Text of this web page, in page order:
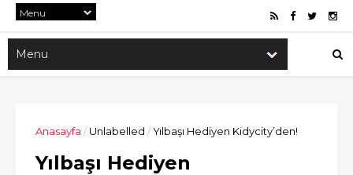
Anasayfa /Unlabelled /Yılbaşı Hediyen Kidycity’den!
Yılbaşı Hediyen